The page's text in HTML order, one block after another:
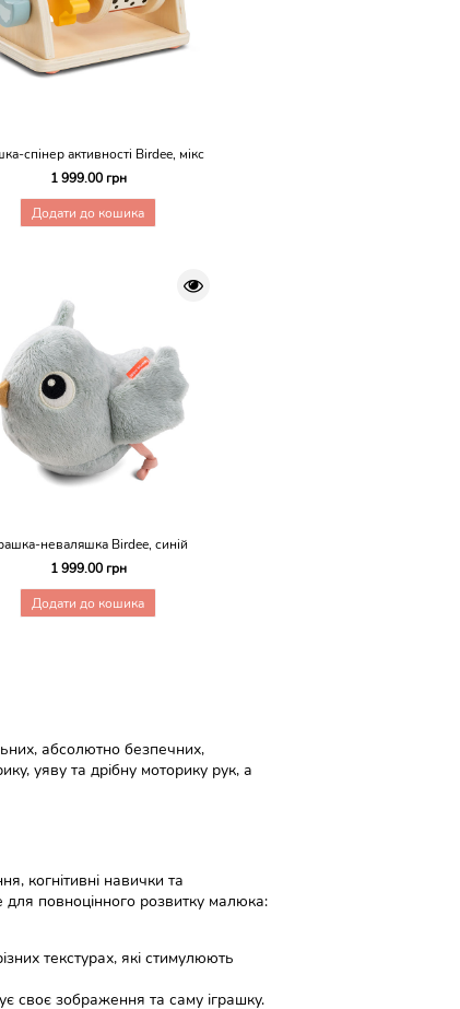
спінер активності Birdee, мікс
1 999.00 грн
Додати до кошика
неваляшка Birdee, синій
1 999.00 грн
Додати до кошика
абсолютно безпечних,
уяву та дрібну моторику рук, а
когнітивні навички та
повноцінного розвитку малюка:
текстурах, які стимулюють
своє зображення та саму іграшку.